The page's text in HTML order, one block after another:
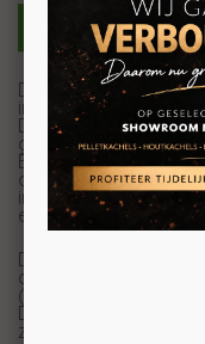
De HRV Sienna is
inbouwpelletkachel
Dankzij de dubbele
grootste deel van
Bijna niet meer te
of gashaard. De
ingebouwd en
een stijlvolle schouw.
De HRV Sienna is
afwerkframes: een
(verdiepte) sierlijst.
De inbouw CV
zijkant gevuld